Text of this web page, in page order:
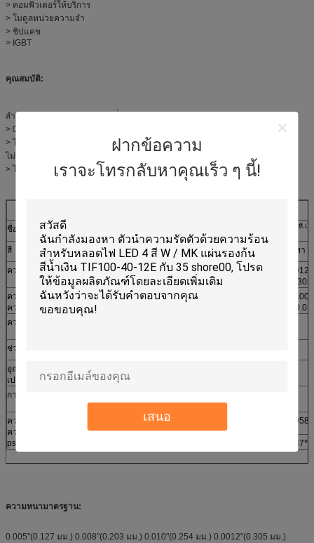
ฝากข้อความ
เราจะโทรกลับหาคุณเร็ว ๆ นี้!
เสนอ
> คอมพิวเตอร์ให้บริการ
> โมดูลหน่วยความจำ
> ชิปแคช
> IGBT
คุณสมบัติ:
สำหรับการต้านทานความร้อนต่ำสุด :
> 0.014℃-in² /W ความต้านทานความร้อน
> ไม่มีรสนิยมที่ดีตามธรรมชาติที่อุณหภูมิห้อง
ไม่ต้องใช้กาว
> ไม่จำเป็นต้องอุ่นแผ่นระบายความร้อน
ชื่อผลิตภัณฑ์
ที.เอ็ม
สี สีเทา สีเทา สีเทา สีเทา
ความหนา
0.005"
(0.126 มม.)
0.008"
(0.203 มม.)
0.010"
(0.254 มม.)
0.012"
ความทนทานต่อ
ความหนา
±0.0008''
(±0.019 มม.)
±0.0008''
ความหนาแน่น
ช่วงอุณหภูมิ
อุณหภูมิอ่อนตัว
เปลี่ยนเฟส
50 ℃ ~ 60 ℃
การนำความร้อน
ความต้านทาน
ความร้อน @ 50
psi (345 KPa)
0.020℃-in²/W
ความหนามาตรฐาน:
0.005"(0.127 มม.) 0.008"(0.203 มม.) 0.010"(0.254 มม.) 0.0012"(0.305 มม.)